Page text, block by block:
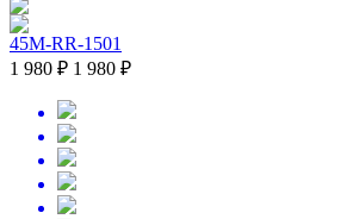
45M-RR-1501
1 980 ₽ 1 980 ₽